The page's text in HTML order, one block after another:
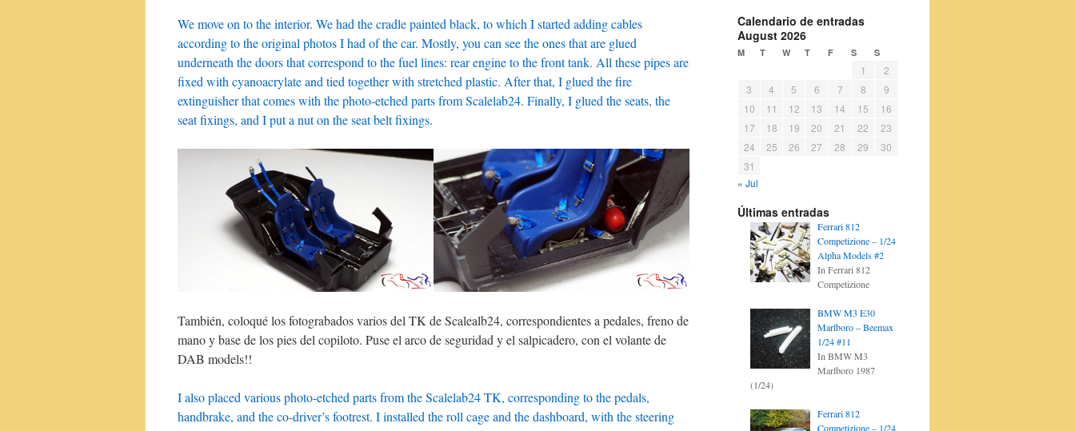
We move on to the interior. We had the cradle painted black, to which I started adding cables
according to the original photos I had of the car. Mostly, you can see the ones that are glued
underneath the doors that correspond to the fuel lines: rear engine to the front tank. All these pipes are
fixed with cyanoacrylate and tied together with stretched plastic. After that, I glued the fire
extinguisher that comes with the photo-etched parts from Scalelab24. Finally, I glued the seats, the
seat fixings, and I put a nut on the seat belt fixings.
También, coloqué los fotograbados varios del TK de Scalealb24, correspondientes a pedales, freno de
mano y base de los pies del copiloto. Puse el arco de seguridad y el salpicadero, con el volante de
DAB models!!
I also placed various photo-etched parts from the Scalelab24 TK, corresponding to the pedals,
handbrake, and the co-driver’s footrest. I installed the roll cage and the dashboard, with the steering
Calendario de entradas
August 2026
M T W T F S S
1
2
3
4 5 6 7 8
9
10
11 12 13 14 15
16
17
18 19 20 21 22
23
24
25 26 27 28 29
30
31
« Jul
Últimas entradas
Ferrari 812
Competizione – 1/24
Alpha Models #2
In Ferrari 812
Competizione
BMW M3 E30
Marlboro – Beemax
1/24 #11
In BMW M3
Marlboro 1987
(1/24)
Ferrari 812
Competizione – 1/24